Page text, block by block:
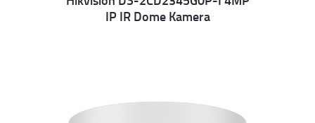
Details
IP IR Dome Kamera